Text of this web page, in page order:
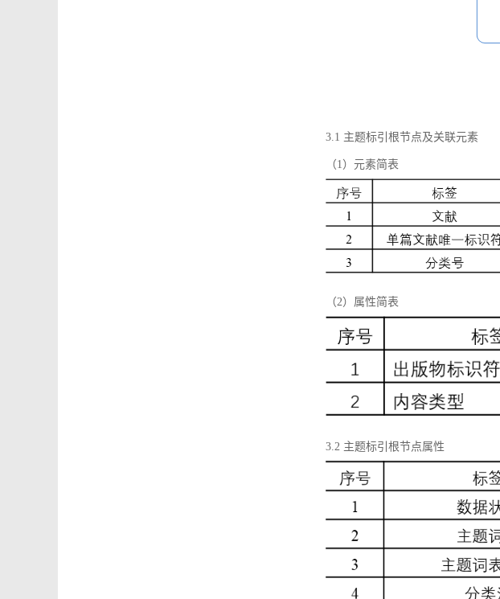
3.1 主题标引根节点及关联元素
（1）元素简表
（2）属性简表
3.2 主题标引根节点属性